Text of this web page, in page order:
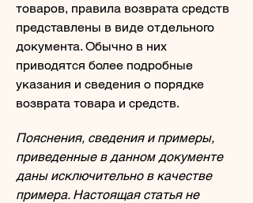
товаров, правила возврата средств
представлены в виде отдельного
документа. Обычно в них
приводятся более подробные
указания и сведения о порядке
возврата товара и средств.
Пояснения, сведения и примеры,
приведенные в данном документе
даны исключительно в качестве
примера. Настоящая статья не